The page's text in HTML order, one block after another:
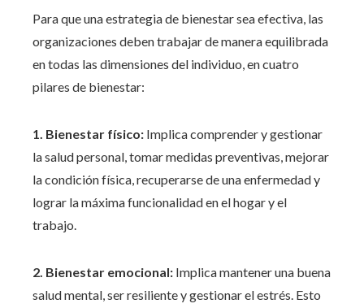
Para que una estrategia de bienestar sea efectiva, las
organizaciones deben trabajar de manera equilibrada
en todas las dimensiones del individuo, en cuatro
pilares de bienestar:
1. Bienestar físico: Implica comprender y gestionar
la salud personal, tomar medidas preventivas, mejorar
la condición física, recuperarse de una enfermedad y
lograr la máxima funcionalidad en el hogar y el
trabajo.
2. Bienestar emocional: Implica mantener una buena
salud mental, ser resiliente y gestionar el estrés. Esto